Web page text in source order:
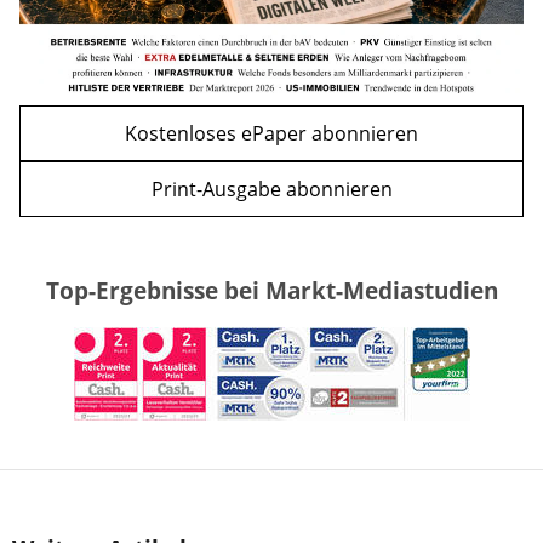
Kostenloses ePaper abonnieren
Print-Ausgabe abonnieren
Top-Ergebnisse bei Markt-Mediastudien